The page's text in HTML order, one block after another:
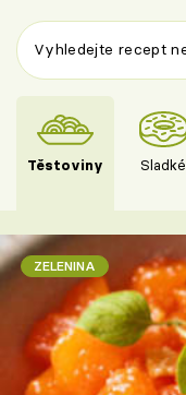
Těstoviny Sladké
ZELENINA